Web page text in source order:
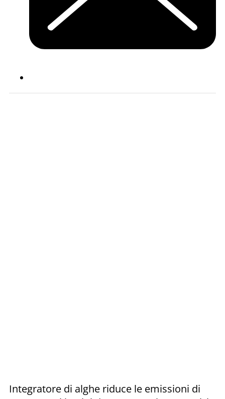
Integratore di alghe riduce le emissioni di